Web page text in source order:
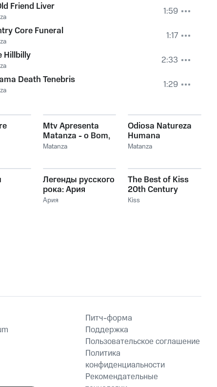
Friend Liver
1:59
Core Funeral
1:17
Hillbilly
2:33
Death Tenebris
1:29
Mtv Apresenta
Matanza - o Bom,
Velho e Fedorento
Matanza
Odiosa Natureza
Humana
Matanza
Легенды русского
рока: Ария
Ария
The Best of Kiss
20th Century
Masters The
Kiss
Питч-форма
Поддержка
Пользовательское соглашение
Политика
конфиденциальности
Рекомендательные